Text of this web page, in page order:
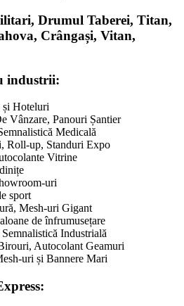
Drumul Taberei, Titan,
Crângași, Vitan,
industrii:
și Hoteluri
Vânzare, Panouri Șantier
Medicală
Roll-up, Standuri Expo
Vitrine
uri
sport
Mesh-uri Gigant
de înfrumusețare
Industrială
Autocolant Geamuri
uri și Bannere Mari